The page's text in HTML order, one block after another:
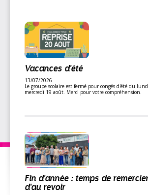
Vacances d'été
13/07/2026
Le groupe scolaire est fermé pour congés d'été du
mercredi 19 août. Merci pour votre compréhension.
Fin d'année : temps de
d'au revoir